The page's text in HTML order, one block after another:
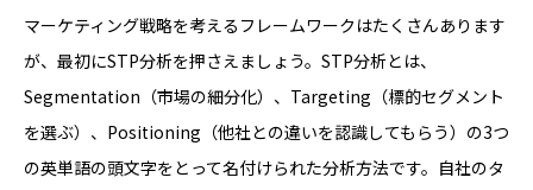
マーケティング戦略を考えるフレームワークはたくさんあります
が、最初にSTP分析を押さえましょう。STP分析とは、
Segmentation（市場の細分化）、Targeting（標的セグメント
を選ぶ）、Positioning（他社との違いを認識してもらう）の3つ
の英単語の頭文字をとって名付けられた分析方法です。自社のタ